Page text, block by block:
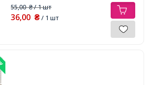
55,00₴/ 1 шт
36,00 ₴/ 1 шт